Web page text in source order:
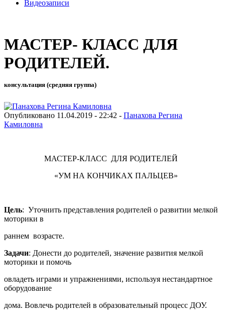
Видеозаписи
МАСТЕР- КЛАСС ДЛЯ
РОДИТЕЛЕЙ.
консультация (средняя группа)
Опубликовано 11.04.2019 - 22:42 - Панахова Регина
Камиловна
МАСТЕР-КЛАСС ДЛЯ РОДИТЕЛЕЙ
«УМ НА КОНЧИКАХ ПАЛЬЦЕВ»
Цель: Уточнить представления родителей о развитии мелкой
моторики в
раннем возрасте.
Задачи: Донести до родителей, значение развития мелкой
моторики и помочь
овладеть играми и упражнениями, используя нестандартное
оборудование
дома. Вовлечь родителей в образовательный процесс ДОУ.